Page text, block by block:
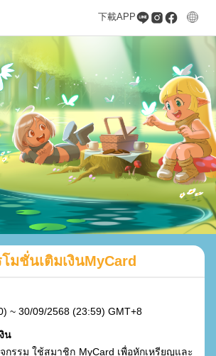
下載APP
มชั่นเติมเงินMyCard
~ 30/09/2568 (23:59) GMT+8
น
กรรม ใช้สมาชิก MyCard เพื่อหักเหรียญและ